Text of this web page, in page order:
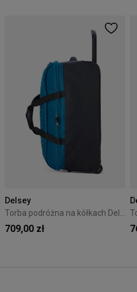
Delsey
Torba podróżna na kółkach Delsey Egoa 69cm Niebieska
709,00 zł